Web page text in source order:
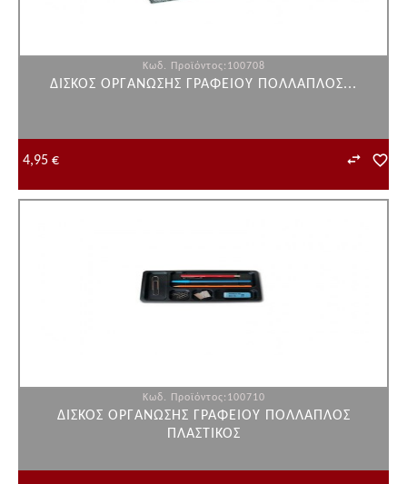
Κωδ. Προϊόντος:100708
ΔΙΣΚΟΣ ΟΡΓΑΝΩΣΗΣ ΓΡΑΦΕΙΟΥ ΠΟΛΛΑΠΛΟΣ...
4,95 €
Κωδ. Προϊόντος:100710
ΔΙΣΚΟΣ ΟΡΓΑΝΩΣΗΣ ΓΡΑΦΕΙΟΥ ΠΟΛΛΑΠΛΟΣ
ΠΛΑΣΤΙΚΟΣ